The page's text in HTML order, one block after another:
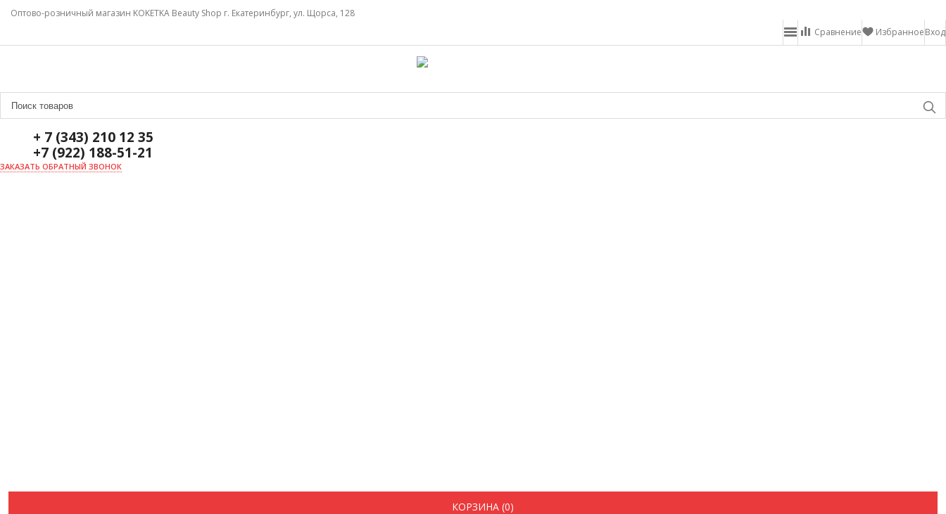
Оптово-розничный магазин KOKETKA Beauty Shop г. Екатеринбург, ул. Щорса, 128
Вход
Избранное
Сравнение
+ 7 (343) 210 12 35
+7 (922) 188-51-21
ЗАКАЗАТЬ ОБРАТНЫЙ ЗВОНОК
КОРЗИНА (0)